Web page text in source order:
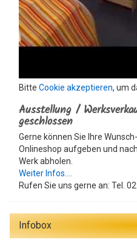
Bitte Cookie akzeptieren, um
Ausstellung /
geschlossen
Gerne können Sie Ihre
Onlineshop aufgeben und
Werk abholen.
Weiter Infos....
Rufen Sie uns gerne an: Tel.
Infobox